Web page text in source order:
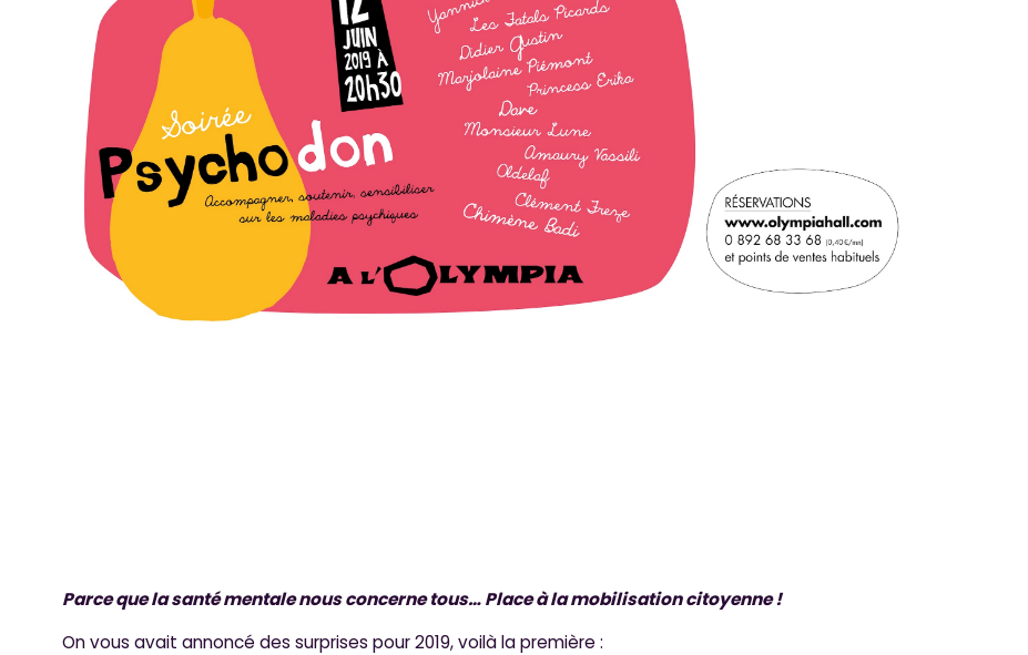
Parce que la santé mentale nous concerne tous… Place à la mobilisation citoyenne !
On vous avait annoncé des surprises pour 2019, voilà la première :